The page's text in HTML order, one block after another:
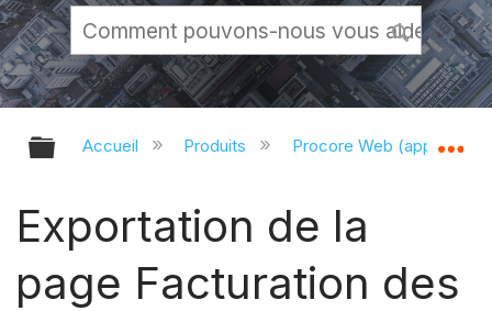
Développer/réduire la hiérarchie
Accueil Produits Procore Web
Exportation de la
page Facturation des